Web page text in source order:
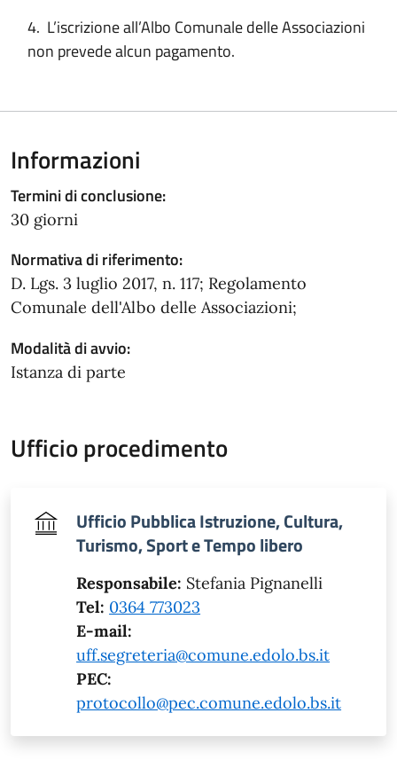
4. L’iscrizione all’Albo Comunale delle Associazioni
non prevede alcun pagamento.
Informazioni
Termini di conclusione:
30 giorni
Normativa di riferimento:
D. Lgs. 3 luglio 2017, n. 117; Regolamento
Comunale dell'Albo delle Associazioni;
Modalità di avvio:
Istanza di parte
Ufficio procedimento
Ufficio Pubblica Istruzione, Cultura,
Turismo, Sport e Tempo libero
Responsabile: Stefania Pignanelli
Tel: 0364 773023
E-mail:
uff.segreteria@comune.edolo.bs.it
PEC:
protocollo@pec.comune.edolo.bs.it